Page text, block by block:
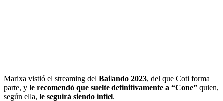
Marixa vistió el streaming del Bailando 2023, del que Coti forma
parte, y le recomendó que suelte definitivamente a “Cone” quien,
según ella, le seguirá siendo infiel.